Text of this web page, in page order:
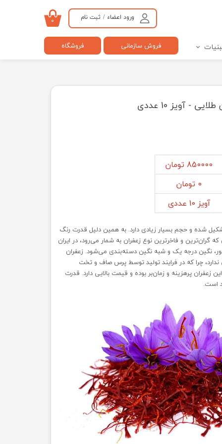
ورود اعضاء / ثبت نام
تغییر گذر واژه
خروج از حساب کاربری
۰
فروش سازمانی فروشگاه
- آویز 10 عددی
850000 تومان
0 تومان
آویز 10 عددی
شده و حجم بسیار زیادی دارد. به همین دلیل قدرت رنگ
گران‌ترین و فاخرترین نوع زعفران به شمار می‌رود، در ایران
نگین درجه یک و شبه نگین دسته‌بندی می‌شود. زعفران
چرا که در فرایند تولید توسط پرس صاف و تخت
زعفران پرهزینه و زمان‌بر بوده و قیمت بالایی دارد. قدرت